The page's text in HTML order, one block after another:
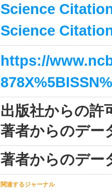
Science
Science
https://
出版社からの許
著者からのデ
著者からのデ
関連するジャーナル